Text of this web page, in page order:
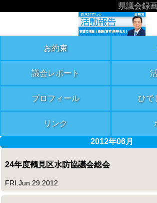
県議会録
お約束
議会レポート
プロフィール ひで
リンク
2012年06月
24年度鶴見区水防協議会総会
FRI.Jun.29.2012